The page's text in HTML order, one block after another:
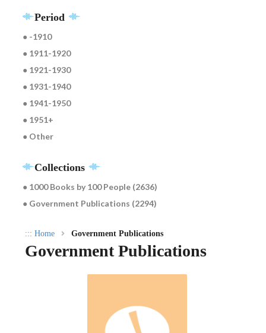
Period
● -1910
● 1911-1920
● 1921-1930
● 1931-1940
● 1941-1950
● 1951+
● Other
Collections
● 1000 Books by 100 People (2636)
● Government Publications (2294)
::: Home Government Publications
Government Publications